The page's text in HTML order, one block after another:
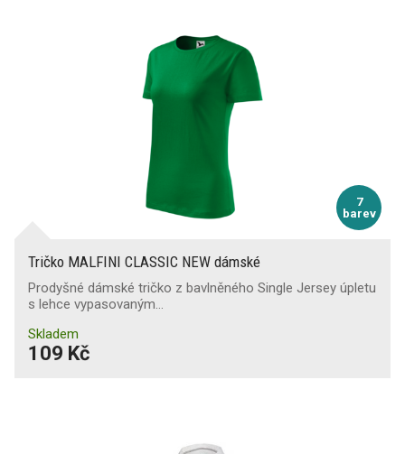
7
barev
Tričko MALFINI CLASSIC NEW dámské
Prodyšné dámské tričko z bavlněného Single Jersey úpletu
s lehce vypasovaným…
Skladem
109 Kč